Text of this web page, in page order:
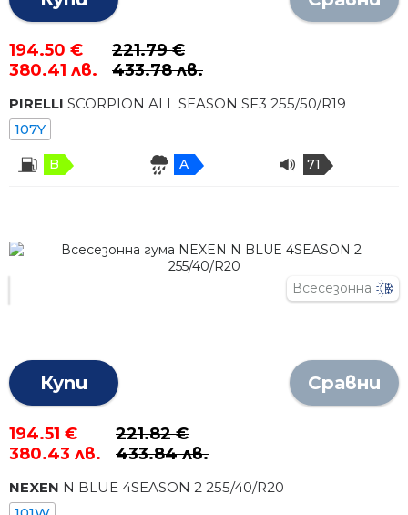
194.50 €
380.41 лв.
221.79 €
433.78 лв.
PIRELLI SCORPION ALL SEASON SF3 255/50/R19
107Y
B A 71
Всесезонна
Купи Сравни
194.51 €
380.43 лв.
221.82 €
433.84 лв.
NEXEN N BLUE 4SEASON 2 255/40/R20